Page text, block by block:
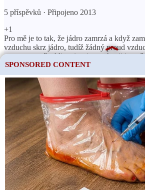
5 příspěvků · Připojeno 2013
+1
Pro mě je to tak, že jádro zamrzá a když
vzduchu skrz jádro, tudíž žádný proud
znovu, vypněte klimatizaci a nechte ji jen
nějaké době budete mít proudění vzduchu.
na Fordovi, aby to napravil, ale alespoň
Vsadím se, že pokud necháte auto na
ním louži vody.
Zobrazit další odpovědi
4611 příspěvků · Připojeno 2013
Můj prodejce provedl všechny testy, které
neobjevilo. Vzhledem k tomu, že ventilátor
že to mohou být neotevírací dvířka
(motoru) míchacích dvířek.
SPONSORED CONTENT